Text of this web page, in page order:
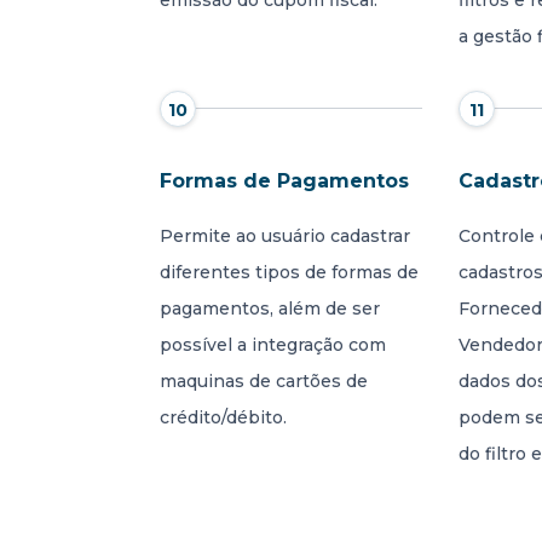
a gestão
10
Formas de Pagamentos
Permite ao usuário cadastrar
diferentes tipos de formas de
pagamentos, além de ser
possível a integração com
maquinas de cartões de
crédito/débito.
11
Controle
dados
podem
do filtro